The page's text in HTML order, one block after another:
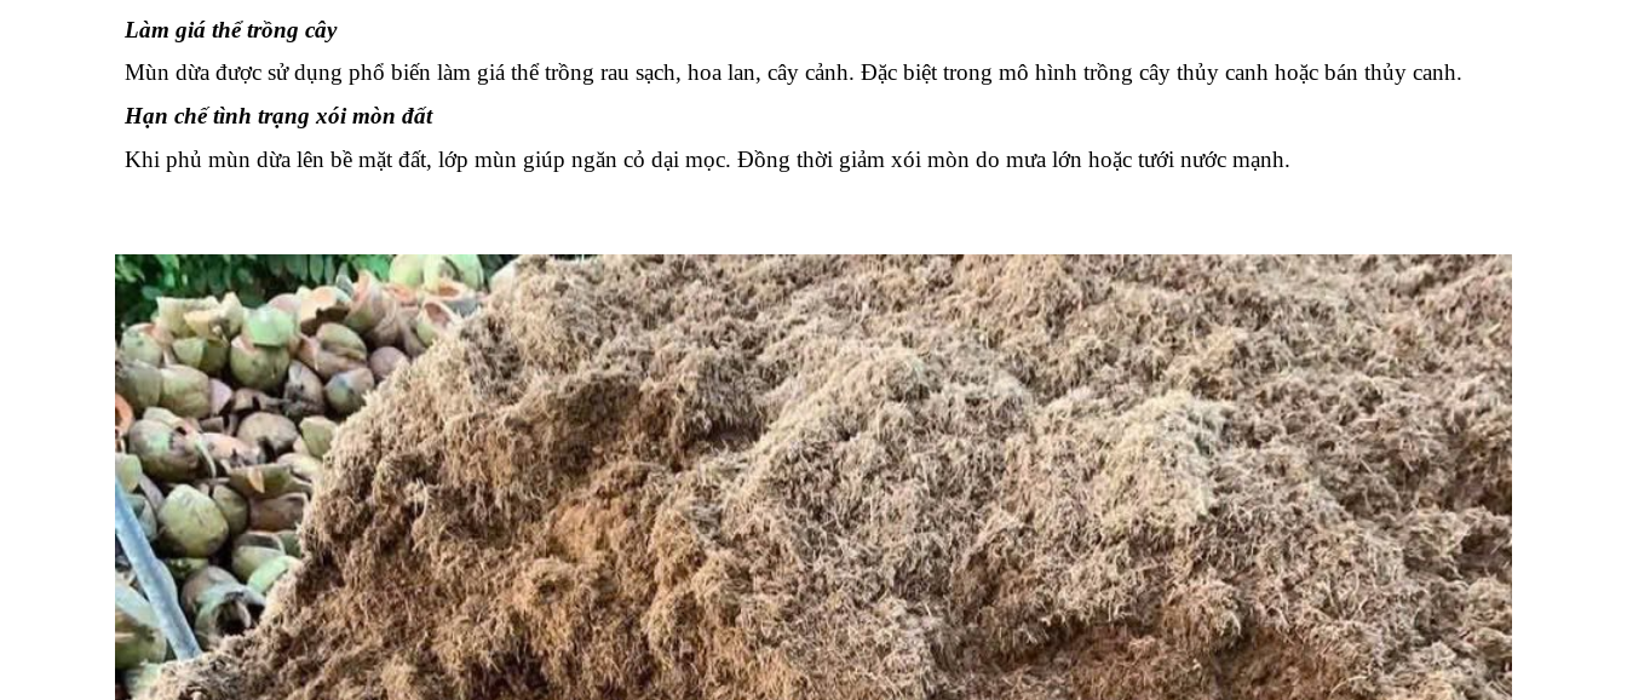
Làm giá thể trồng cây
Mùn dừa được sử dụng phổ biến làm giá thể trồng rau sạch, hoa lan, cây cảnh. Đặc biệt trong mô hình trồng cây thủy canh hoặc bán thủy canh.
Hạn chế tình trạng xói mòn đất
Khi phủ mùn dừa lên bề mặt đất, lớp mùn giúp ngăn cỏ dại mọc. Đồng thời giảm xói mòn do mưa lớn hoặc tưới nước mạnh.